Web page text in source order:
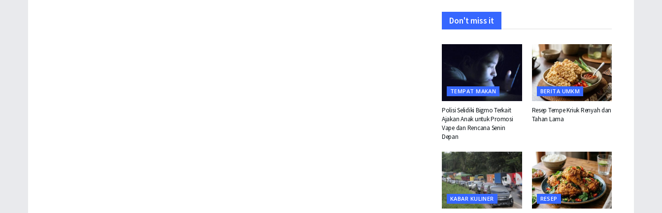
Don't miss it
TEMPAT MAKAN
Polisi Selidiki Bigmo Terkait
Ajakan Anak untuk Promosi
Vape dan Rencana Senin
Depan
BERITA UMKM
Resep Tempe Kriuk Renyah dan
Tahan Lama
KABAR KULINER RESEP